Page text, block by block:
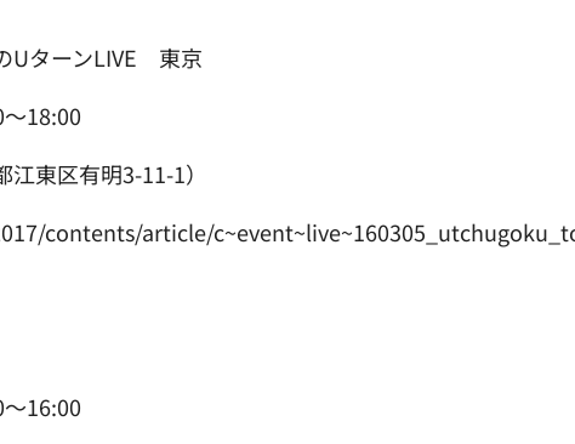
ーンLIVE 東京
18:00
区有明3-11-1）
article/
16:00